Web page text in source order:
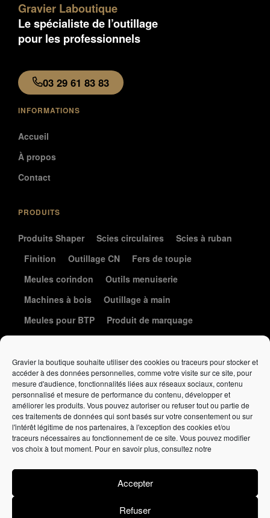
Gravier la boutique souhaite utiliser des cookies ou traceurs pour stocker et
accéder à des données personnelles, comme votre visite sur ce site, pour
mesure d'audience, fonctionnalités liées aux réseaux sociaux, contenu
personnalisé et mesure de performance du contenu, développer et
améliorer les produits. Vous pouvez autoriser ou refuser tout ou partie de
ces traitements de données qui sont basés sur votre consentement ou sur
l'intérêt légitime de nos partenaires, à l'exception des cookies et/ou
traceurs nécessaires au fonctionnement de ce site. Vous pouvez modifier
vos choix à tout moment. Pour en savoir plus, consultez notre
Accepter
Refuser
Gravier Laboutique
Le spécialiste de l’outillage
pour les professionnels
03 29 61 83 83
INFORMATIONS
Accueil
À propos
Contact
PRODUITS
Produits Shaper Scies circulaires
Scies à ruban
Finition
Outillage CN
Fers de toupie
Meules corindon
Outils menuiserie
Machines à bois
Outillage à main
Meules pour BTP
Produit de marquage
Élément de liste